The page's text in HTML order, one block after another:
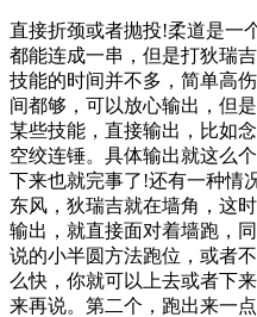
直接折颈或者抛投!柔道是一
都能连成一串，但是打狄瑞
技能的时间并不多，简单高
间都够，可以放心输出，但
某些技能，直接输出，比如
空绞连锤。具体输出就这么
下来也就完事了!还有一种情
东风，狄瑞吉就在墙角，这
输出，就直接面对着墙跑，
说的小半圆方法跑位，或者
么快，你就可以上去或者下
来再说。第二个，跑出来一